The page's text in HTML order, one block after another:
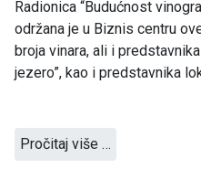
Radionica “Budućnost
održana je u Biznis centru
broja vinara, ali i
jezero”, kao i predstavnika
Pročitaj više …